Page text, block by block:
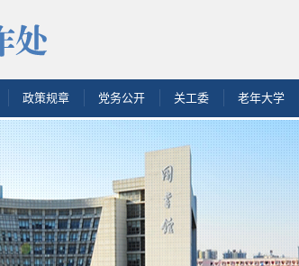
政策规章 党务公开 关工委 老年大学